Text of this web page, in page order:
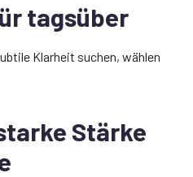
tagsüber
Klarheit suchen, wählen
Stärke